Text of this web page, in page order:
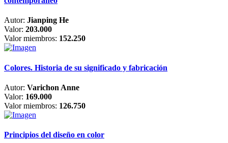
Autor: Jianping He
Valor: 203.000
Valor miembros: 152.250
Colores. Historia de su significado y fabricación
Autor: Varichon Anne
Valor: 169.000
Valor miembros: 126.750
Principios del diseño en color